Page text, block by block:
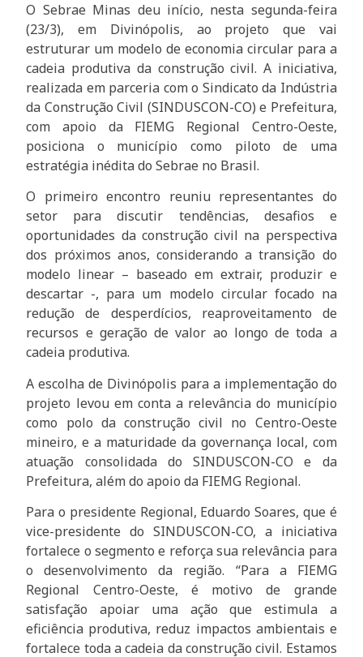
O Sebrae Minas deu início, nesta segunda-feira
(23/3), em Divinópolis, ao projeto que vai
estruturar um modelo de economia circular para a
cadeia produtiva da construção civil. A iniciativa,
realizada em parceria com o Sindicato da Indústria
da Construção Civil (SINDUSCON-CO) e Prefeitura,
com apoio da FIEMG Regional Centro-Oeste,
posiciona o município como piloto de uma
estratégia inédita do Sebrae no Brasil.
O primeiro encontro reuniu representantes do
setor para discutir tendências, desafios e
oportunidades da construção civil na perspectiva
dos próximos anos, considerando a transição do
modelo linear – baseado em extrair, produzir e
descartar -, para um modelo circular focado na
redução de desperdícios, reaproveitamento de
recursos e geração de valor ao longo de toda a
cadeia produtiva.
A escolha de Divinópolis para a implementação do
projeto levou em conta a relevância do município
como polo da construção civil no Centro-Oeste
mineiro, e a maturidade da governança local, com
atuação consolidada do SINDUSCON-CO e da
Prefeitura, além do apoio da FIEMG Regional.
Para o presidente Regional, Eduardo Soares, que é
vice-presidente do SINDUSCON-CO, a iniciativa
fortalece o segmento e reforça sua relevância para
o desenvolvimento da região. “Para a FIEMG
Regional Centro-Oeste, é motivo de grande
satisfação apoiar uma ação que estimula a
eficiência produtiva, reduz impactos ambientais e
fortalece toda a cadeia da construção civil. Estamos